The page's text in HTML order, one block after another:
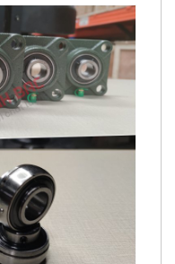
– 50kg